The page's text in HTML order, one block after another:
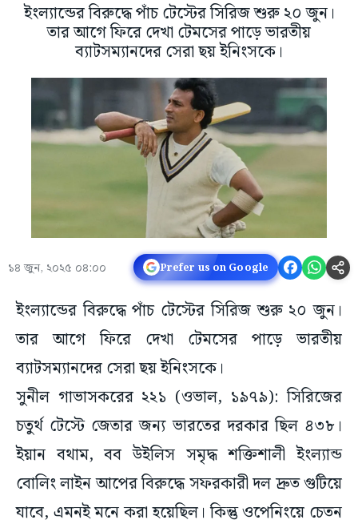
ইংল্যান্ডের বিরুদ্ধে পাঁচ টেস্টের সিরিজ শুরু ২০ জুন।
তার আগে ফিরে দেখা টেমসের পাড়ে ভারতীয়
ব্যাটসম্যানদের সেরা ছয় ইনিংসকে।
১৪ জুন, ২০২৫ ০৪:০০ Prefer us on Google
ইংল্যান্ডের বিরুদ্ধে পাঁচ টেস্টের সিরিজ শুরু ২০ জুন।
তার আগে ফিরে দেখা টেমসের পাড়ে ভারতীয়
ব্যাটসম্যানদের সেরা ছয় ইনিংসকে।
সুনীল গাভাসকরের ২২১ (ওভাল, ১৯৭৯): সিরিজের
চতুর্থ টেস্টে জেতার জন্য ভারতের দরকার ছিল ৪৩৮।
ইয়ান বথাম, বব উইলিস সমৃদ্ধ শক্তিশালী ইংল্যান্ড
বোলিং লাইন আপের বিরুদ্ধে সফরকারী দল দ্রুত গুটিয়ে
যাবে, এমনই মনে করা হয়েছিল। কিন্তু ওপেনিংয়ে চেতন